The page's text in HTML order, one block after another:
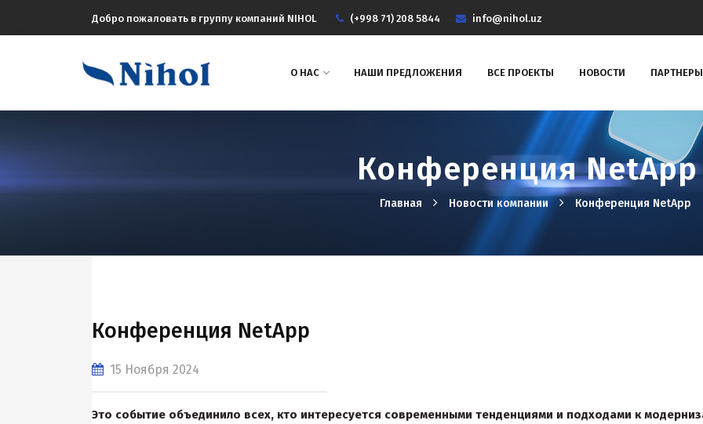
Добро пожаловать в группу компаний NIHOL (+998 71) 208 5844 info@nihol.uz
О НАС НАШИ ПРЕДЛОЖЕНИЯ ВСЕ ПРОЕКТЫ НОВОСТИ ПАРТНЕРЫ
Конференция NetApp
Главная Новости компании Конференция NetApp
Конференция NetApp
15 Ноября 2024
Это событие объединило всех, кто интересуется современными тенденциями и подходами к